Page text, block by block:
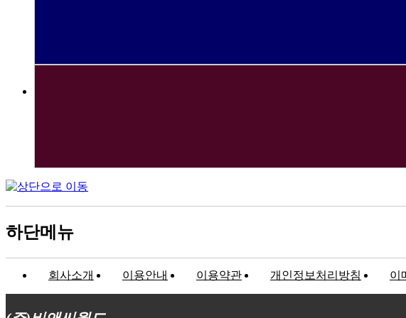
하단메뉴
회사소개 이용안내 이용약관 개인정보처리방침 이